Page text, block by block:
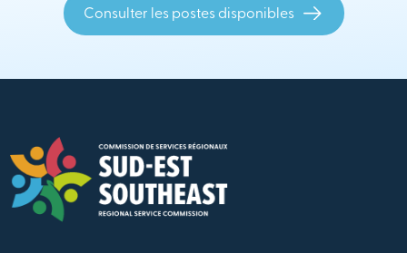
Consulter les postes disponibles